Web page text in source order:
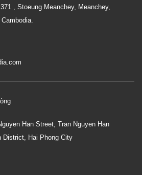
, Stoeung Meanchey, Meanchey,
Han Street, Tran Nguyen Han
District, Hai Phong City